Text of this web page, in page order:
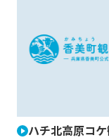
ハチ北高原コ